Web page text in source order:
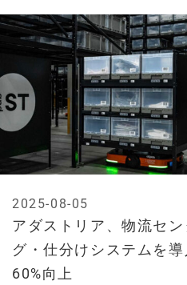
アダストリア、物流セ
グ・仕分けシステムを
60%向上
2025-08-05